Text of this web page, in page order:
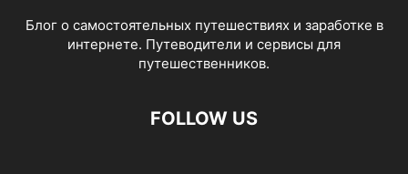
Блог о самостоятельных путешествиях и заработке в
интернете. Путеводители и сервисы для
путешественников.
FOLLOW US